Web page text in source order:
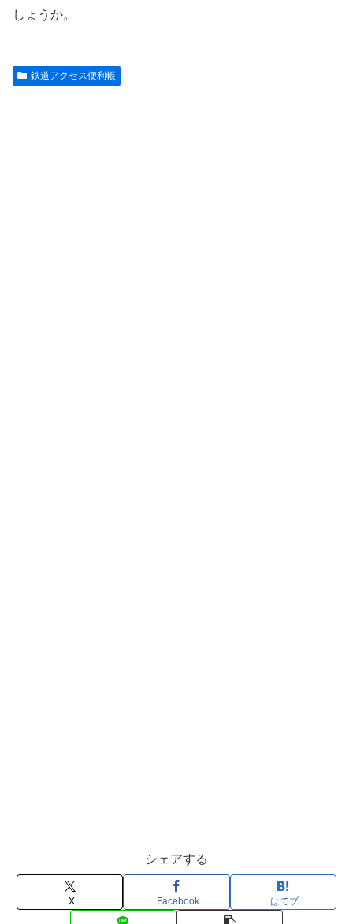
しょうか。
鉄道アクセス便利帳
シェアする
X Facebook はてブ